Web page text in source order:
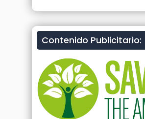
Contenido Publicitario: